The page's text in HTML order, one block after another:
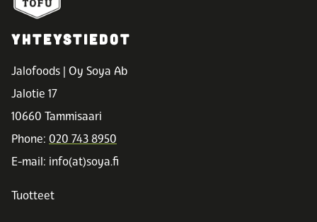
YHTEYSTIEDOT
Jalofoods | Oy Soya Ab
Jalotie 17
10660 Tammisaari
Phone: 020 743 8950
E-mail: info(at)soya.fi
Tuotteet